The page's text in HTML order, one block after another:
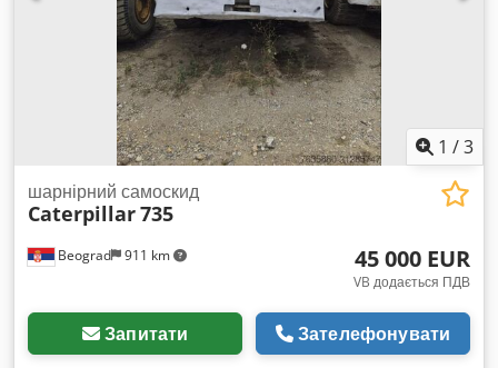
1 /3
Beograd 911 km
шарнірний самоскид
Caterpillar735
45 000 EUR
VB додається ПДВ
Запитати Зателефонувати